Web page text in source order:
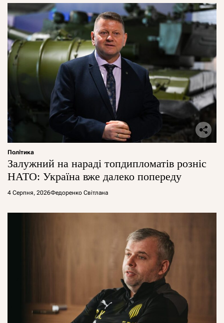
Політика
Залужний на нараді топдипломатів розніс
НАТО: Україна вже далеко попереду
4 Серпня, 2026Федоренко Світлана